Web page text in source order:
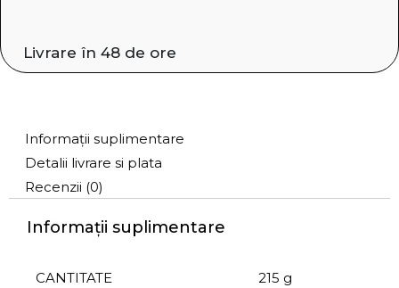
Livrare în 48 de ore
Informații suplimentare
Detalii livrare si plata
Recenzii (0)
Informații suplimentare
CANTITATE 215 g